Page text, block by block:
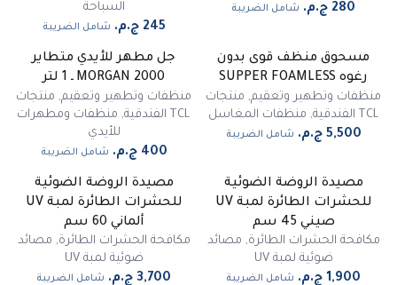
شامل الضريبة
السباحة
شامل الضريبة
مسحوق منظف قوى بدون
رغوه SUPPER FOAMLESS
منظفات وتطهير وتعقيم, منتجات
TCL الفندقية
, منظفات المغاسل
شامل الضريبة
جل مطهر للأيدي متطاير
MORGAN 2000 ـ 1 لتر
منظفات وتطهير وتعقيم, منتجات
TCL الفندقية
, منظفات ومطهرات
للأيدي
شامل الضريبة
مصيدة الروضة الضوئية
للحشرات الطائرة لمبة UV
صيني 45 سم
مكافحة الحشرات الطائرة, مصائد
ضوئية لمبة UV
شامل الضريبة
مصيدة الروضة الضوئية
للحشرات الطائرة لمبة UV
ألماني 60 سم
مكافحة الحشرات الطائرة, مصائد
ضوئية لمبة UV
شامل الضريبة